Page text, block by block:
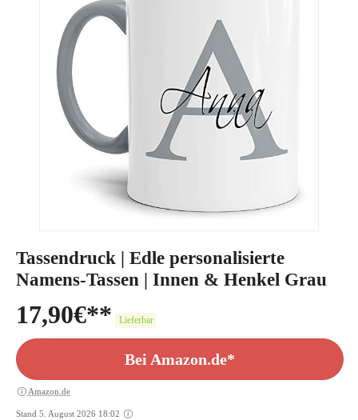
Tassendruck | Edle personalisierte
Namens-Tassen | Innen & Henkel Grau
17,90€ Lieferbar
Bei Amazon.de*
Amazon.de
Stand 5. August 2026 18:02